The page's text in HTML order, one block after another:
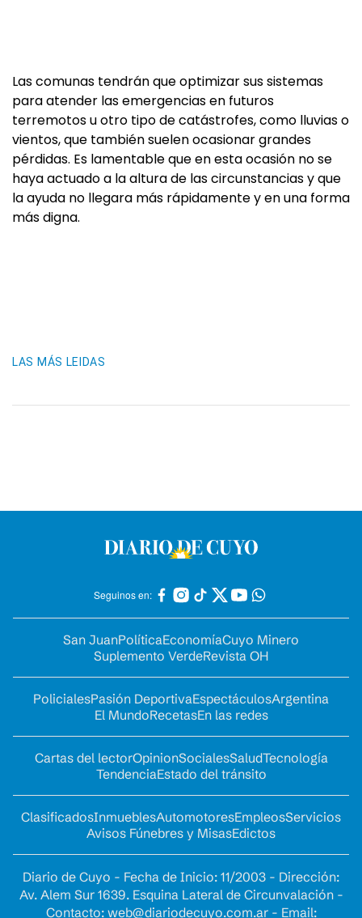
Las comunas tendrán que optimizar sus sistemas
para atender las emergencias en futuros
terremotos u otro tipo de catástrofes, como lluvias o
vientos, que también suelen ocasionar grandes
pérdidas. Es lamentable que en esta ocasión no se
haya actuado a la altura de las circunstancias y que
la ayuda no llegara más rápidamente y en una forma
más digna.
LAS MÁS LEIDAS
Seguinos en:
San JuanPolíticaEconomíaCuyo Minero
Suplemento VerdeRevista OH
PolicialesPasión DeportivaEspectáculosArgentina
El MundoRecetasEn las redes
Cartas del lectorOpinionSocialesSaludTecnología
TendenciaEstado del tránsito
ClasificadosInmueblesAutomotoresEmpleosServicios
Avisos Fúnebres y MisasEdictos
Diario de Cuyo - Fecha de Inicio: 11/2003 - Dirección:
Av. Alem Sur 1639. Esquina Lateral de Circunvalación -
Contacto: web@diariodecuyo.com.ar- Email: